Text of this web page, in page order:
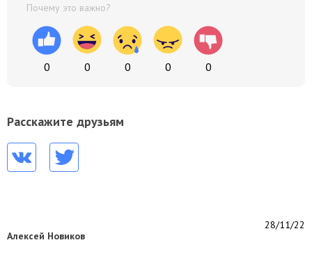
Почему это важно?
0 0 0 0 0
Расскажите друзьям
28/11/22
Алексей Новиков